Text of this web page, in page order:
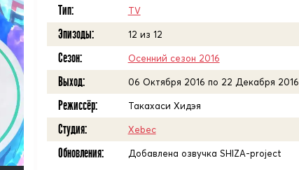
Тип: TV
Эпизоды: 12 из 12
Сезон: Осенний сезон 2016
Выход: 06 Октября 2016 по 22 Декабря 2016
Режиссёр: Такахаси Хидэя
Студия: Xebec
Обновления: Добавлена озвучка SHIZA-project